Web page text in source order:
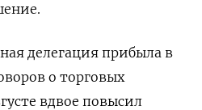
делегация прибыла в
о торговых
вдвое повысил